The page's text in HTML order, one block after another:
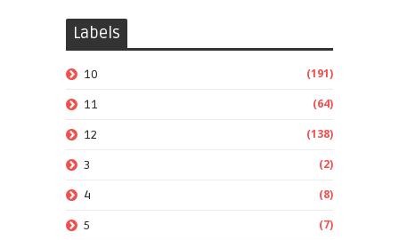
Labels
10 (191)
11 (64)
12 (138)
3 (2)
4 (8)
5 (7)